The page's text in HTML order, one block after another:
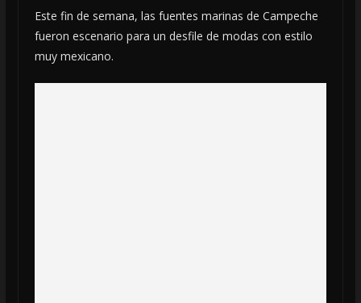
Este fin de semana, las fuentes marinas de Campeche
fueron escenario para un desfile de modas con estilo
muy mexicano.